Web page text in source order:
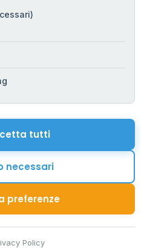
tutti
necessari
preferenze
Policy